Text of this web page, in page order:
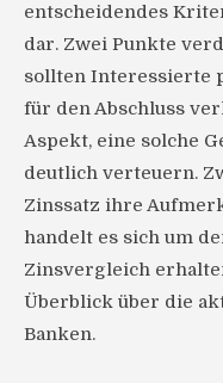
entscheidendes
dar. Zwei Punkte
sollten Interessierte
für den Abschluss
Aspekt, eine solche
deutlich verteuern.
Zinssatz ihre
handelt es sich um
Zinsvergleich
Überblick über die
Banken.